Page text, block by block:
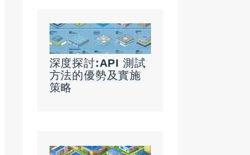
深度探討:API 測試
方法的優勢及實施
策略